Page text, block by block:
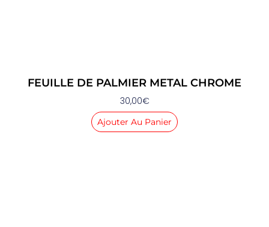
FEUILLE DE PALMIER METAL CHROME
30,00€
Ajouter Au Panier